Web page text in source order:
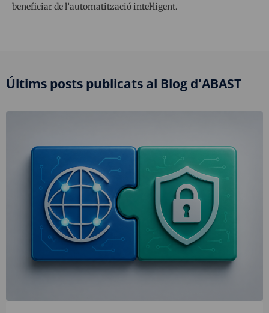
beneficiar de l’automatització intel·ligent.
Últims posts publicats al Blog d'ABAST